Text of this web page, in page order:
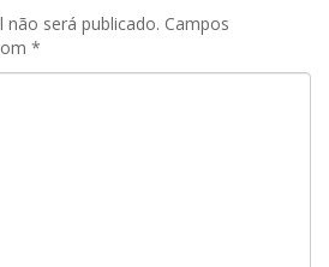
não será publicado. Campos
*